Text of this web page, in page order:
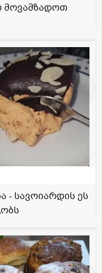
მოვამზადოთ
- სავოიარდის ეს